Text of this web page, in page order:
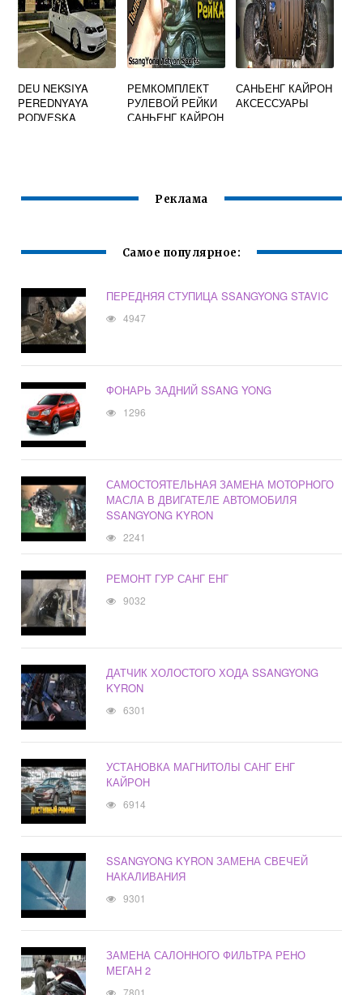
DEU NEKSIYA
PEREDNYAYA
PODVESKA
РЕМКОМПЛЕКТ
РУЛЕВОЙ РЕЙКИ
САНЬЕНГ КАЙРОН
САНЬЕНГ КАЙРОН
АКСЕССУАРЫ
Реклама
Самое популярное:
ПЕРЕДНЯЯ СТУПИЦА SSANGYONG STAVIC
4947
ФОНАРЬ ЗАДНИЙ SSANG YONG
1296
САМОСТОЯТЕЛЬНАЯ ЗАМЕНА МОТОРНОГО
МАСЛА В ДВИГАТЕЛЕ АВТОМОБИЛЯ
SSANGYONG KYRON
2241
РЕМОНТ ГУР САНГ ЕНГ
9032
ДАТЧИК ХОЛОСТОГО ХОДА SSANGYONG
KYRON
6301
УСТАНОВКА МАГНИТОЛЫ САНГ ЕНГ
КАЙРОН
6914
SSANGYONG KYRON ЗАМЕНА СВЕЧЕЙ
НАКАЛИВАНИЯ
9301
ЗАМЕНА САЛОННОГО ФИЛЬТРА РЕНО
МЕГАН 2